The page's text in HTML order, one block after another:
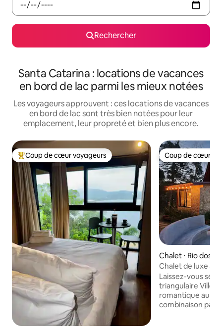
Rechercher
Santa Catarina : locations de vacances
en bord de lac parmi les mieux notées
Les voyageurs approuvent : ces locations de vacances
en bord de lac sont très bien notées pour leur
emplacement, leur propreté et bien plus encore.
Coups de cœur voyageurs les plus appréciés
Coup de cœur voyageurs Coup de cœur
Coup de cœur
Chalet ⋅ Rio dos
Chalet de luxe
barrage et hydro
Laissez-vous
triangulaire Ville
romantique au
combinaison